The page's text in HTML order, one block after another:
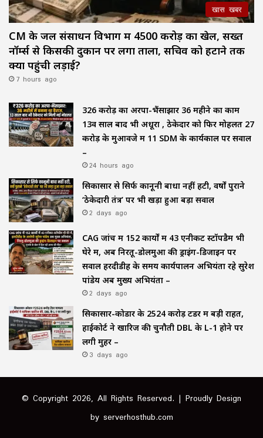
खास खबर
CM के जल संसाधन विभाग में ₹4500 करोड़ का खेल, सख्त
नॉर्म्स से किसकी दुकान पर लगा ताला, सचिव को हटाने तक
क्यों पहुंची लड़ाई?
7 hours ago
₹326 करोड़ का अरपा-भैंसाझार 36 महीने का काम
13वें साल बाद भी अधूरा , ठेकेदार को फिर मोहलत ₹27
करोड़ के मुआवजे में 11 SDM के कार्यकाल पर सवाल
–
24 hours ago
सिकासार से सिर्फ कानूनी बाधा नहीं हटी, वर्षों पुराने
‘ठेकेदारी तंत्र’ पर भी खड़ा हुआ बड़ा सवाल
2 days ago
CAG जांच में 152 कार्यों में 43 एनीकट स्टॉपडैम भी
घेरे में, अब निरतू-डोलमुआ की ड्राइंग-डिजाइन पर
सवाल हरदीडीह के समय कार्यपालन अभियंता रहे सुरेश
पांडेय अब मुख्य अभियंता –
2 days ago
सिकासार-कोडार के ₹2524 करोड़ टेंडर में बड़ी राहत,
हाईकोर्ट ने खारिज की चुनौती DBL के L-1 होने पर
लगी मुहर –
3 days ago
© Copyright 2026, All Rights Reserved. | Proudly Design
by serverhosthub.com